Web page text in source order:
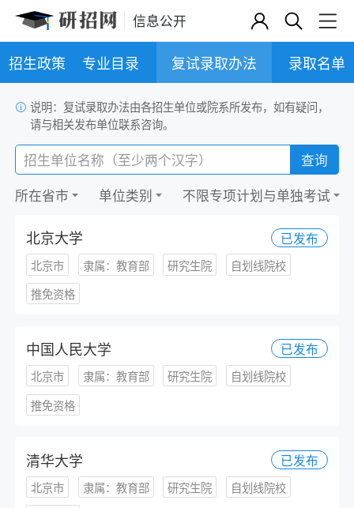
信息公开
招生政策 专业目录 复试录取办法 录取名单
说明：复试录取办法由各招生单位或院系所发布，如有疑问，
请与相关发布单位联系咨询。
查询
所在省市
单位类别 不限专项计划与单独考试
北京大学 已发布
北京市 隶属：教育部 研究生院
自划线院校
推免资格
中国人民大学 已发布
北京市 隶属：教育部 研究生院
自划线院校
推免资格
清华大学 已发布
北京市 隶属：教育部 研究生院
自划线院校